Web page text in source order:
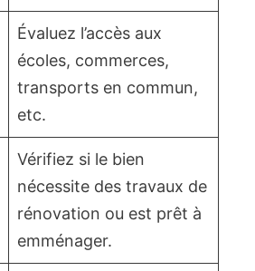
Évaluez l’accès aux
écoles, commerces,
transports en commun,
etc.
Vérifiez si le bien
nécessite des travaux de
rénovation ou est prêt à
emménager.